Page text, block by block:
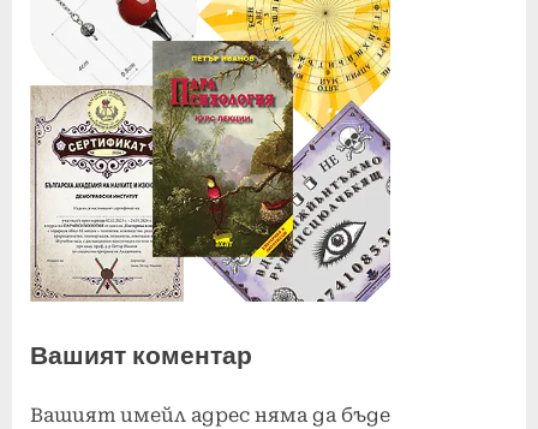
Вашият коментар
Вашият имейл адрес няма да бъде